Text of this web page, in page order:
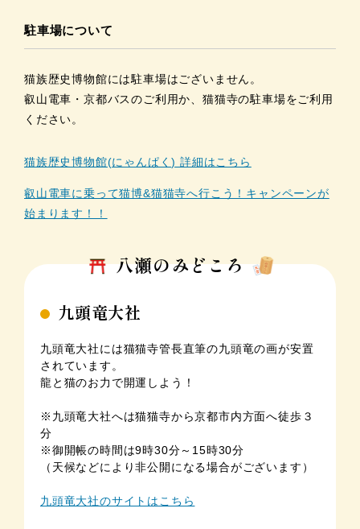
駐車場について
猫族歴史博物館には駐車場はございません。
叡山電車・京都バスのご利用か、猫猫寺の駐車場をご利用
ください。
猫族歴史博物館(にゃんぱく) 詳細はこちら
叡山電車に乗って猫博&猫猫寺へ行こう！キャンペーンが
始まります！！
八瀬のみどころ
九頭竜大社
九頭竜大社には猫猫寺管長直筆の九頭竜の画が安置
されています。
龍と猫のお力で開運しよう！
※九頭竜大社へは猫猫寺から京都市内方面へ徒歩３
分
※御開帳の時間は9時30分～15時30分
（天候などにより非公開になる場合がございます）
九頭竜大社のサイトはこちら